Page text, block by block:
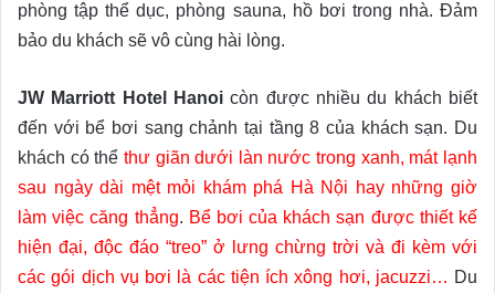
phòng tập thể dục, phòng sauna, hồ bơi trong nhà. Đảm
bảo du khách sẽ vô cùng hài lòng.
JW Marriott Hotel Hanoi còn được nhiều du khách biết
đến với bể bơi sang chảnh tại tầng 8 của khách sạn. Du
khách có thể thư giãn dưới làn nước trong xanh, mát lạnh
sau ngày dài mệt mỏi khám phá Hà Nội hay những giờ
làm việc căng thẳng. Bể bơi của khách sạn được thiết kế
hiện đại, độc đáo “treo” ở lưng chừng trời và đi kèm với
các gói dịch vụ bơi là các tiện ích xông hơi, jacuzzi… Du